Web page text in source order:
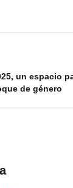
un espacio
de género